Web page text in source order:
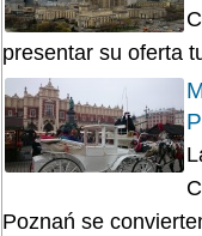
presentar su oferta
Poznań se